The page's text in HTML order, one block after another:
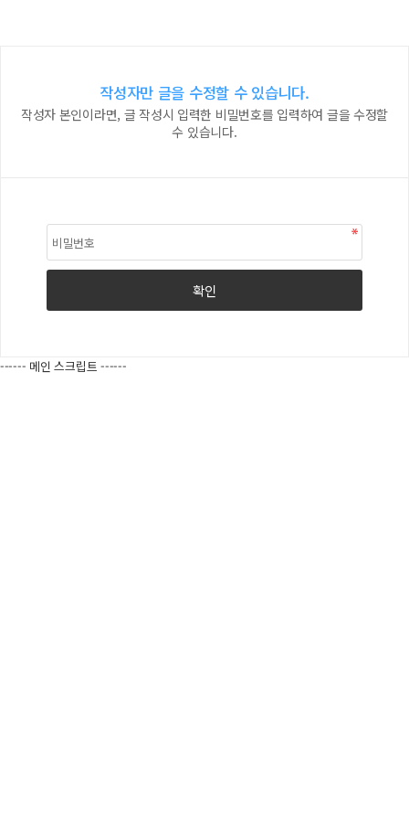
작성자만 글을 수정할 수 있습니다.
작성자 본인이라면, 글 작성시 입력한 비밀번호를 입력하여 글을 수정할
수 있습니다.
------ 메인 스크립트 ------